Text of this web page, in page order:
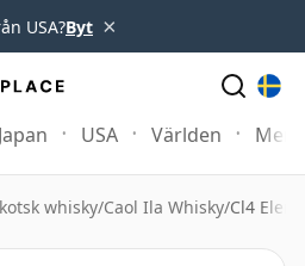
USA?Byt ×
Japan USA Världen Mer
whisky/Caol Ila Whisky/Cl4